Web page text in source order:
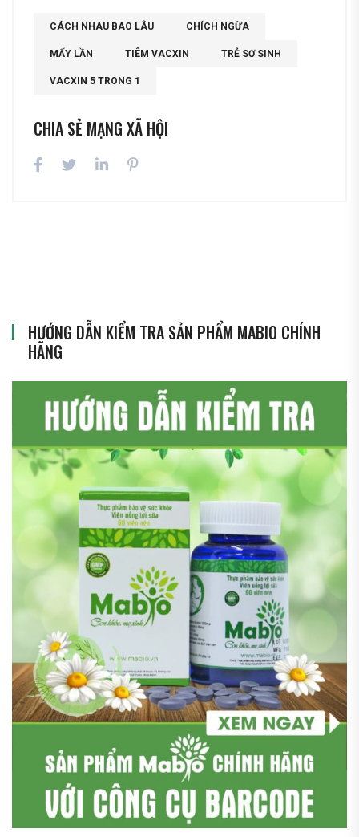
CÁCH NHAU BAO LÂU CHÍCH NGỪA
MẤY LẦN TIÊM VACXIN TRẺ SƠ SINH
VACXIN 5 TRONG 1
CHIA SẺ MẠNG XÃ HỘI
HƯỚNG DẪN KIỂM TRA SẢN PHẨM MABIO CHÍNH
HÃNG